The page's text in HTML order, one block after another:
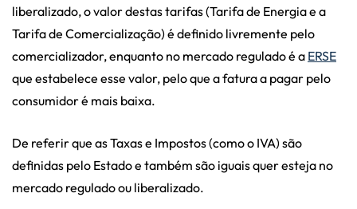
liberalizado, o valor destas tarifas (Tarifa de Energia e a
Tarifa de Comercialização) é definido livremente pelo
comercializador, enquanto no mercado regulado é a ERSE
que estabelece esse valor, pelo que a fatura a pagar pelo
consumidor é mais baixa.
De referir que as Taxas e Impostos (como o IVA) são
definidas pelo Estado e também são iguais quer esteja no
mercado regulado ou liberalizado.